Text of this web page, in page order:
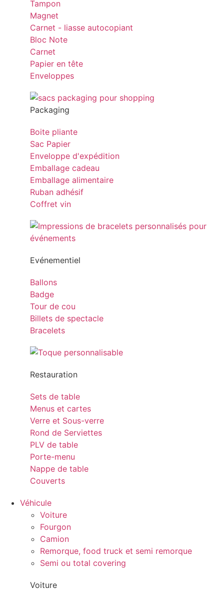
Tampon
Magnet
Carnet - liasse autocopiant
Bloc Note
Carnet
Papier en tête
Enveloppes
Packaging
Boite pliante
Sac Papier
Enveloppe d'expédition
Emballage cadeau
Emballage alimentaire
Ruban adhésif
Coffret vin
Evénementiel
Ballons
Badge
Tour de cou
Billets de spectacle
Bracelets
Restauration
Sets de table
Menus et cartes
Verre et Sous-verre
Rond de Serviettes
PLV de table
Porte-menu
Nappe de table
Couverts
Véhicule
Voiture
Fourgon
Camion
Remorque, food truck et semi remorque
Semi ou total covering
Voiture